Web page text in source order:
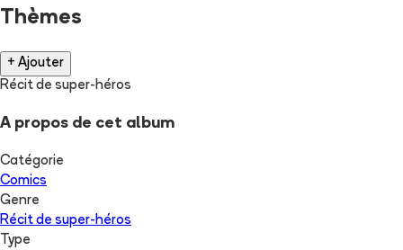
Thèmes
+ Ajouter
Récit de super-héros
A propos de cet album
Catégorie
Comics
Genre
Récit de super-héros
Type